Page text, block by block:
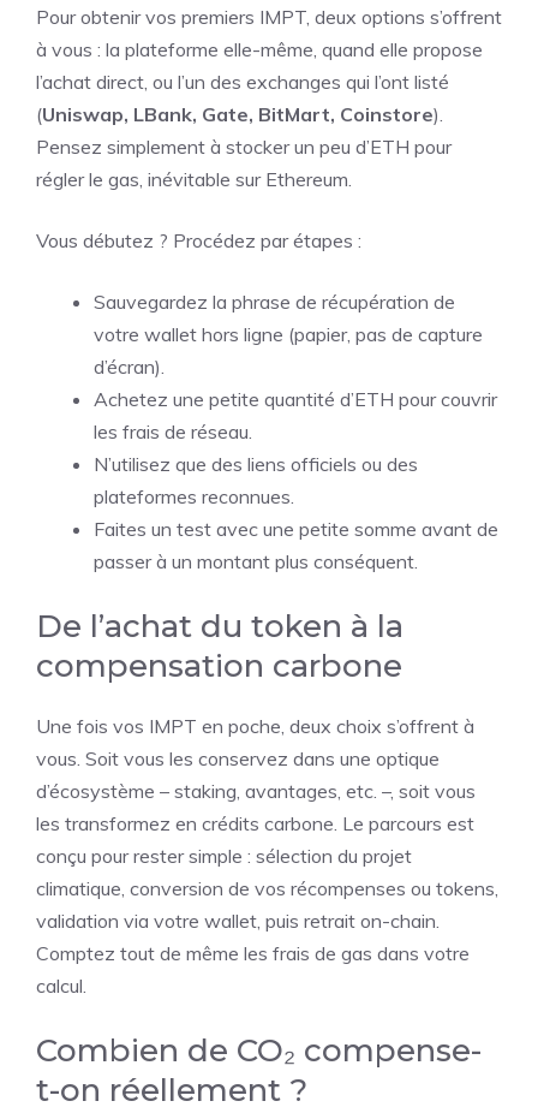
Pour obtenir vos premiers IMPT, deux options s’offrent
à vous : la plateforme elle-même, quand elle propose
l’achat direct, ou l’un des exchanges qui l’ont listé
(Uniswap, LBank, Gate, BitMart, Coinstore).
Pensez simplement à stocker un peu d’ETH pour
régler le gas, inévitable sur Ethereum.
Vous débutez ? Procédez par étapes :
Sauvegardez la phrase de récupération de
votre wallet hors ligne (papier, pas de capture
d’écran).
Achetez une petite quantité d’ETH pour couvrir
les frais de réseau.
N’utilisez que des liens officiels ou des
plateformes reconnues.
Faites un test avec une petite somme avant de
passer à un montant plus conséquent.
De l’achat du token à la
compensation carbone
Une fois vos IMPT en poche, deux choix s’offrent à
vous. Soit vous les conservez dans une optique
d’écosystème – staking, avantages, etc. –, soit vous
les transformez en crédits carbone. Le parcours est
conçu pour rester simple : sélection du projet
climatique, conversion de vos récompenses ou tokens,
validation via votre wallet, puis retrait on-chain.
Comptez tout de même les frais de gas dans votre
calcul.
Combien de CO₂ compense-
t-on réellement ?